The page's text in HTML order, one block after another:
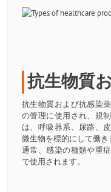
抗生物質
抗生物質および抗感染
の管理に使用され、規
は、呼吸器系、尿路、
微生物を標的にして働き
通常、感染の種類や重
で使用されます。